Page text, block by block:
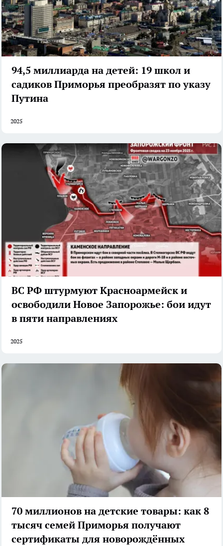
94,5 миллиарда на детей: 19 школ и
садиков Приморья преобразят по указу
Путина
2025
ВС РФ штурмуют Красноармейск и
освободили Новое Запорожье: бои идут
в пяти направлениях
2025
70 миллионов на детские товары: как 8
тысяч семей Приморья получают
сертификаты для новорождённых